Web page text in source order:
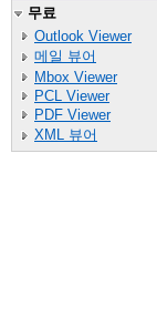
무료
Outlook Viewer
메일 뷰어
Mbox Viewer
PCL Viewer
PDF Viewer
XML 뷰어